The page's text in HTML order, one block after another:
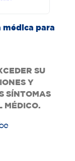
para
SU
Y
SÍNTOMAS
MÉDICO.